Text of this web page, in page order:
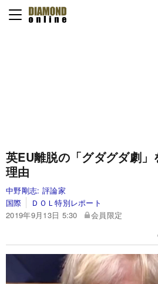
英EU離脱の「グダグダ劇
理由
中野剛志: 評論家
国際
ＤＯＬ特別レポート
2019年9月13日 5:30
会員限定